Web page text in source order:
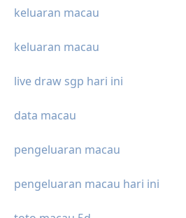
keluaran macau
keluaran macau
live draw sgp hari ini
data macau
pengeluaran macau
pengeluaran macau hari ini